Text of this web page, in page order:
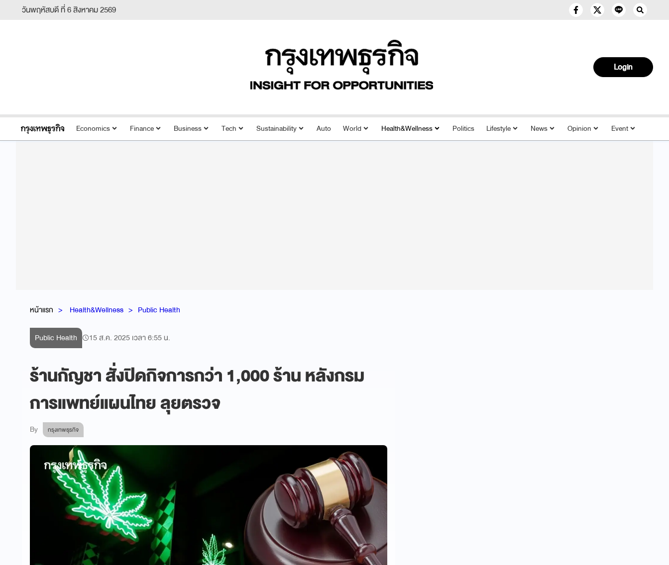
วันพฤหัสบดี ที่ 6 สิงหาคม 2569
Login
Economics Finance Business Tech Sustainability Auto World Health&Wellness Politics Lifestyle News Opinion Event
หน้าแรก Health&Wellness Public Health
Public Health 15 ส.ค. 2025 เวลา 6:55 น.
ร้านกัญชา สั่งปิดกิจการกว่า 1,000 ร้าน หลังกรม
การแพทย์แผนไทย ลุยตรวจ
By กรุงเทพธุรกิจ